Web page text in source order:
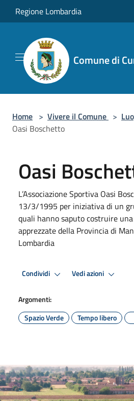
Salta al contenuto principale
Regione Lombardia
Comune di
Home > Vivere il Comune >
Oasi Boschetto
Oasi
L’Associazione Sportiva Oasi
13/3/1995 per iniziativa di un
quali hanno saputo costruire
apprezzate della Provincia di
Lombardia
Condividi Vedi azioni
Argomenti:
Spazio Verde
Tempo libero